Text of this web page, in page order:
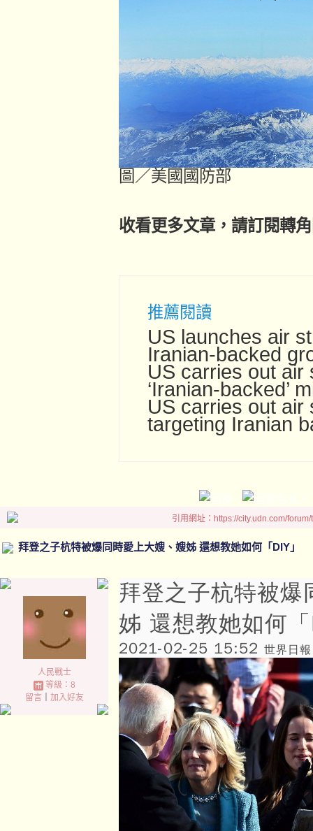
圖／美國國防部
收看更多文章，請訂閱轉
推薦閱讀
US launches air
Iranian-backed
US carries out air
‘Iranian-backed’
US carries out air
targeting Iranian
引用網址：https://city.udn.com/
拜登之子杭特被爆同時愛上大嫂、嫂姊 還想教她如何「DIY」
人民戰士
等級：8
留言｜ 加入好友
拜登之子杭特被
姊 還想教她如何
2021-02-25 15:52 世界日